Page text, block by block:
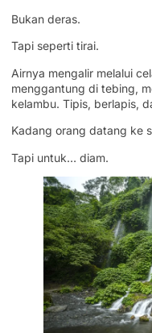
Bukan deras.
Tapi seperti tirai.
Airnya mengalir melalui
menggantung di tebing,
kelambu. Tipis, berlapis,
Kadang orang datang ke
Tapi untuk… diam.